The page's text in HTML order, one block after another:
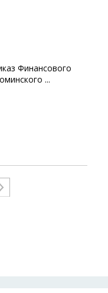
Финансового
...